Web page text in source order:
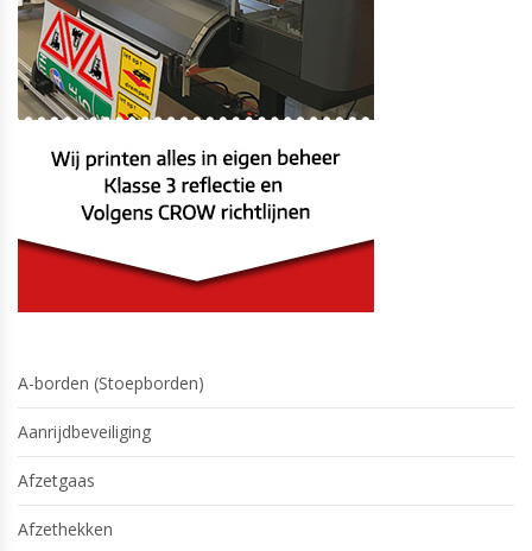
A-borden (Stoepborden)
Aanrijdbeveiliging
Afzetgaas
Afzethekken